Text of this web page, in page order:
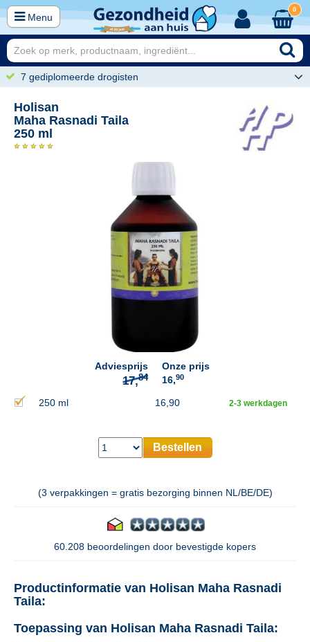
Menu
0
7 gediplomeerde drogisten
Holisan
Maha Rasnadi Taila
250 ml
Adviesprijs
Onze prijs
16,90
250 ml 16,90 2-3 werkdagen
Bestellen
(3 verpakkingen = gratis bezorging binnen NL/BE/DE)
60.208 beoordelingen door bevestigde kopers
Productinformatie van Holisan Maha Rasnadi
Taila:
Toepassing van Holisan Maha Rasnadi Taila: